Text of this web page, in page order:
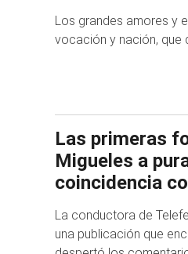
Los grandes amores y
vocación y nación, que
Las primeras
Migueles a
coincidencia
La conductora de
una publicación que